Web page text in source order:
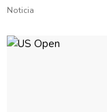
Noticia